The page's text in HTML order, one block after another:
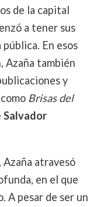
de la capital
a tener sus
En esos
Azaña también
y
Brisas del
Salvador
atravesó
en el que
A pesar de ser un